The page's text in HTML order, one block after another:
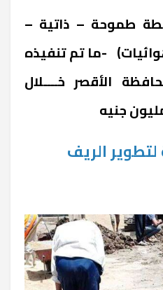
طموحة – ذاتية –
-ما تم تنفيذه
الأقصر خــــلال
الريف